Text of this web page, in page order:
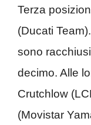
Terza
(Ducati
sono
decimo. Alle
Crutchlow
(Movistar